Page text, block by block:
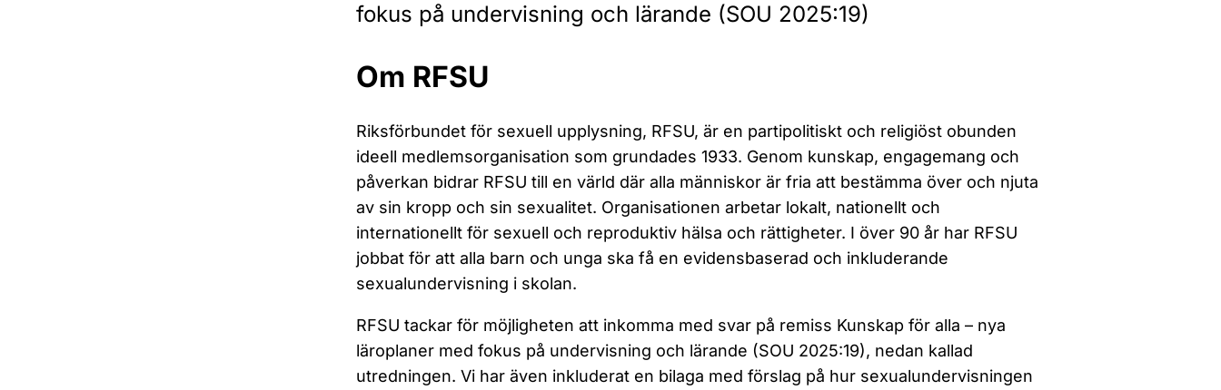
fokus på undervisning och lärande (SOU 2025:19)
Om RFSU
Riksförbundet för sexuell upplysning, RFSU, är en partipolitiskt och religiöst obunden
ideell medlemsorganisation som grundades 1933. Genom kunskap, engagemang och
påverkan bidrar RFSU till en värld där alla människor är fria att bestämma över och njuta
av sin kropp och sin sexualitet. Organisationen arbetar lokalt, nationellt och
internationellt för sexuell och reproduktiv hälsa och rättigheter. I över 90 år har RFSU
jobbat för att alla barn och unga ska få en evidensbaserad och inkluderande
sexualundervisning i skolan.
RFSU tackar för möjligheten att inkomma med svar på remiss Kunskap för alla – nya
läroplaner med fokus på undervisning och lärande (SOU 2025:19), nedan kallad
utredningen. Vi har även inkluderat en bilaga med förslag på hur sexualundervisningen